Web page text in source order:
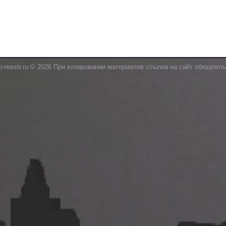
reestr.ru © 2026 При копировании материалов ссылка на сайт